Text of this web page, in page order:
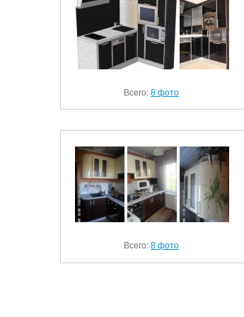
Всего: 8 фото
Всего: 8 фото